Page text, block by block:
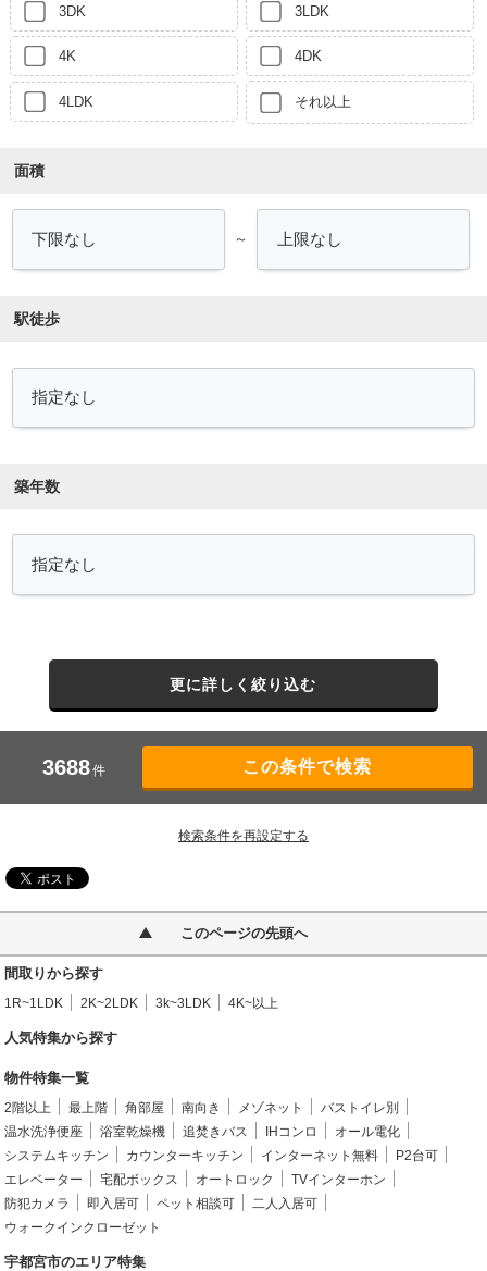
3DK 3LDK
4K 4DK
4LDK それ以上
面積
～
駅徒歩
築年数
更に詳しく絞り込む
3688件
検索条件を再設定する
このページの先頭へ
間取りから探す
1R~1LDK 2K~2LDK 3k~3LDK 4K~以上
人気特集から探す
物件特集一覧
2階以上 最上階 角部屋 南向き メゾネット
バストイレ別
温水洗浄便座
浴室乾燥機 追焚きバス IHコンロ
オール電化
システムキッチン
カウンターキッチン インターネット無料
P2台可
エレベーター
宅配ボックス オートロック
TVインターホン
防犯カメラ
即入居可 ペット相談可
二人入居可
ウォークインクローゼット
宇都宮市のエリア特集